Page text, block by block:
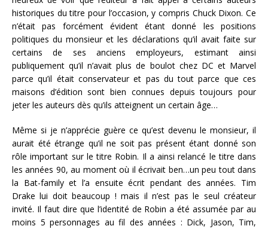
historiques du titre pour l’occasion, y compris Chuck Dixon. Ce
n’était pas forcément évident étant donné les positions
politiques du monsieur et les déclarations qu’il avait faite sur
certains de ses anciens employeurs, estimant ainsi
publiquement qu’il n’avait plus de boulot chez DC et Marvel
parce qu’il était conservateur et pas du tout parce que ces
maisons d’édition sont bien connues depuis toujours pour
jeter les auteurs dès qu’ils atteignent un certain âge…
Même si je n’apprécie guère ce qu’est devenu le monsieur, il
aurait été étrange qu’il ne soit pas présent étant donné son
rôle important sur le titre Robin. Il a ainsi relancé le titre dans
les années 90, au moment où il écrivait ben…un peu tout dans
la Bat-family et l’a ensuite écrit pendant des années. Tim
Drake lui doit beaucoup ! mais il n’est pas le seul créateur
invité. Il faut dire que l’identité de Robin a été assumée par au
moins 5 personnages au fil des années : Dick, Jason, Tim,